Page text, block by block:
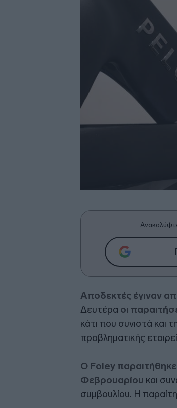
Αποδεκτές έγιναν
Δευτέρα οι
κάτι που συνιστά και
προβληματικής
Ο Foley
Φεβρουαρίου και
συμβουλίου. Η